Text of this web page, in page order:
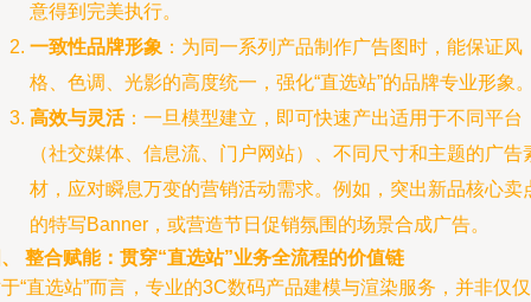
意得到完美执行。
一致性品牌形象 ：为同一系列产品制作广告图时，能保证风
格、色调、光影的高度统一，强化“直选站”的品牌专业形象
高效与灵活：一旦模型建立，即可快速产出适用于不同平台
（社交媒体、信息流、门户网站）、不同尺寸和主题的广告
材，应对瞬息万变的营销活动需求。例如，突出新品核心卖
的特写Banner，或营造节日促销氛围的场景合成广告。
整合赋能：贯穿“直选站”业务全流程的价值链
“直选站”而言，专业的3C数码产品建模与渲染服务，并非仅仅